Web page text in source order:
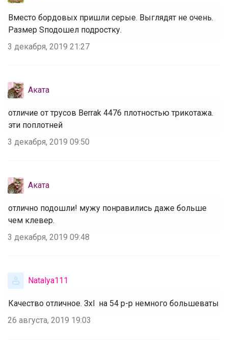
Вместо бордовых пришли серые. Выглядят не очень.
Размер Sподошел подростку.
3 декабря, 2019 21:27
Аката
отличие от трусов Berrak 4476 плотностью трикотажа.
эти поплотней
3 декабря, 2019 09:50
Аката
отлично подошли! мужу понравились даже больше
чем клевер.
3 декабря, 2019 09:48
Natalya111
Качество отличное. Зхl на 54 р-р немного большеваты
26 августа, 2019 19:03